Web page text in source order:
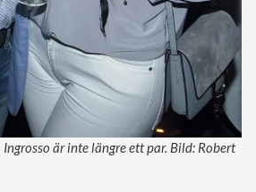
är inte längre ett par. Bild: Robert